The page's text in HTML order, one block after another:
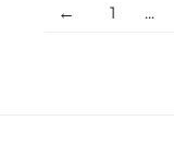
1 ...